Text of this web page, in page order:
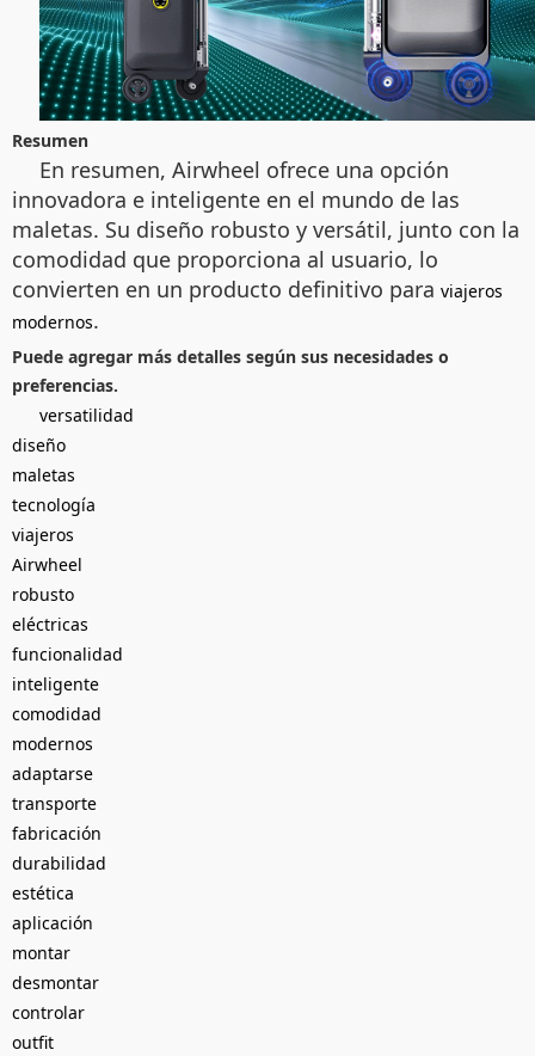
Resumen
En resumen, Airwheel ofrece una opción
innovadora e inteligente en el mundo de las
maletas. Su diseño robusto y versátil, junto con la
comodidad que proporciona al usuario, lo
convierten en un producto definitivo para viajeros
modernos.
Puede agregar más detalles según sus necesidades o
preferencias.
versatilidad
diseño
maletas
tecnología
viajeros
Airwheel
robusto
eléctricas
funcionalidad
inteligente
comodidad
modernos
adaptarse
transporte
fabricación
durabilidad
estética
aplicación
montar
desmontar
controlar
outfit